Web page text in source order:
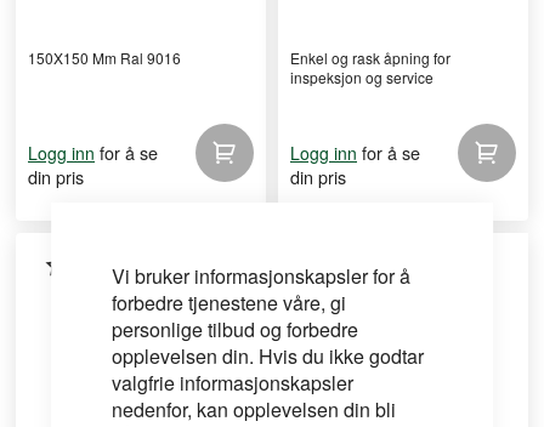
Vi bruker informasjonskapsler for å
forbedre tjenestene våre, gi
personlige tilbud og forbedre
opplevelsen din. Hvis du ikke godtar
valgfrie informasjonskapsler
nedenfor, kan opplevelsen din bli
150X150 Mm Ral 9016
Logg inn for å se
din pris
Enkel og rask åpning for
inspeksjon og service
Logg inn for å se
din pris